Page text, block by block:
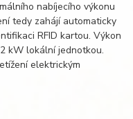
nabíjecího výkonu
tedy zahájí automaticky
RFID kartou. Výkon
kW lokální jednotkou.
elektrickým